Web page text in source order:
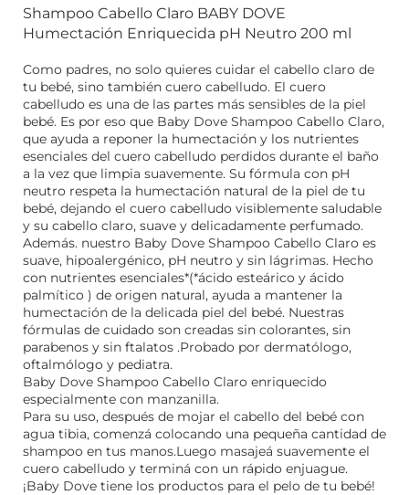
Shampoo Cabello Claro BABY DOVE
Humectación Enriquecida pH Neutro 200 ml
Como padres, no solo quieres cuidar el cabello claro de
tu bebé, sino también cuero cabelludo. El cuero
cabelludo es una de las partes más sensibles de la piel
bebé. Es por eso que Baby Dove Shampoo Cabello Claro,
que ayuda a reponer la humectación y los nutrientes
esenciales del cuero cabelludo perdidos durante el baño
a la vez que limpia suavemente. Su fórmula con pH
neutro respeta la humectación natural de la piel de tu
bebé, dejando el cuero cabelludo visiblemente saludable
y su cabello claro, suave y delicadamente perfumado.
Además. nuestro Baby Dove Shampoo Cabello Claro es
suave, hipoalergénico, pH neutro y sin lágrimas. Hecho
con nutrientes esenciales*(*ácido esteárico y ácido
palmítico ) de origen natural, ayuda a mantener la
humectación de la delicada piel del bebé. Nuestras
fórmulas de cuidado son creadas sin colorantes, sin
parabenos y sin ftalatos .Probado por dermatólogo,
oftalmólogo y pediatra.
Baby Dove Shampoo Cabello Claro enriquecido
especialmente con manzanilla.
Para su uso, después de mojar el cabello del bebé con
agua tibia, comenzá colocando una pequeña cantidad de
shampoo en tus manos.Luego masajeá suavemente el
cuero cabelludo y terminá con un rápido enjuague.
¡Baby Dove tiene los productos para el pelo de tu bebé!